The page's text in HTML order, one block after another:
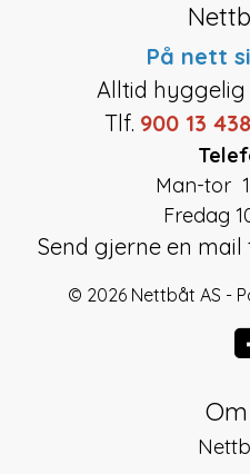
På nett
Alltid
Tlf. 900 13 438
Man-tor
Fredag
Send gjerne en mail
© 2026 Nettbåt AS -